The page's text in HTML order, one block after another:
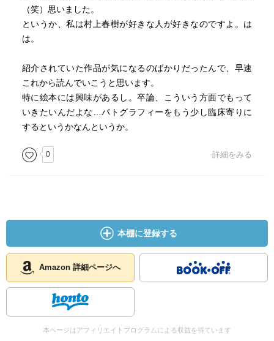
（笑）思いました。
というか、私は村上春樹が好きな人が好きなのですよ。は
は。
紹介されていた作品が気になるのばかりだったんで、早速
これから読んでいこうと思います。
特に絵本には興味があるし。卒論、こういう方面でもって
いきたいんだよな…パトグラフィーをもう少し臨床寄りに
するというかなんというか。
0 詳細をみる
本棚に登録する
Amazon 詳細ページへ
本ページはアフィリエイトプログラムによる収益を得ています